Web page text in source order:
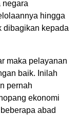
negara
hingga
dibagikan kepada
maka pelayanan
baik. Inilah
pernah
ekonomi
abad